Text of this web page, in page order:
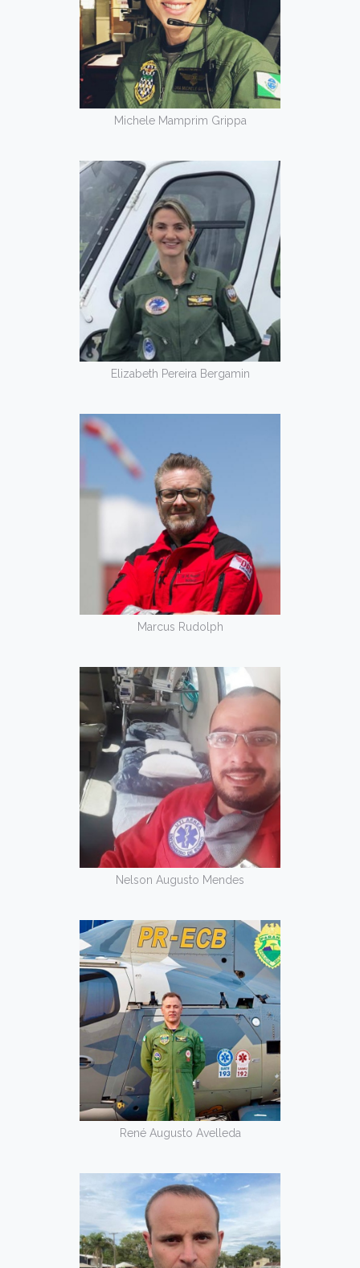
Michele Mamprim Grippa
Elizabeth Pereira Bergamin
Marcus Rudolph
Nelson Augusto Mendes
René Augusto Avelleda